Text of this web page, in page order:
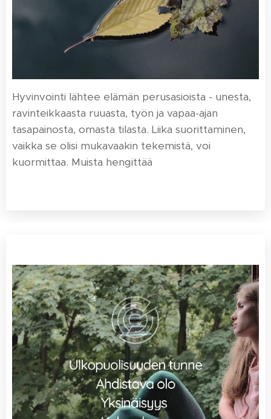
Hyvinvointi lähtee elämän perusasioista - unesta,
ravinteikkaasta ruuasta, työn ja vapaa-ajan
tasapainosta, omasta tilasta. Liika suorittaminen,
vaikka se olisi mukavaakin tekemistä, voi
kuormittaa. Muista hengittää 🤍